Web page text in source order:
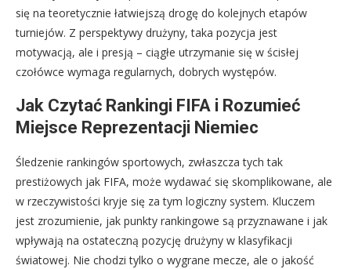
się na teoretycznie łatwiejszą drogę do kolejnych etapów
turniejów. Z perspektywy drużyny, taka pozycja jest
motywacją, ale i presją – ciągłe utrzymanie się w ścisłej
czołówce wymaga regularnych, dobrych występów.
Jak Czytać Rankingi FIFA i Rozumieć
Miejsce Reprezentacji Niemiec
Śledzenie rankingów sportowych, zwłaszcza tych tak
prestiżowych jak FIFA, może wydawać się skomplikowane, ale
w rzeczywistości kryje się za tym logiczny system. Kluczem
jest zrozumienie, jak punkty rankingowe są przyznawane i jak
wpływają na ostateczną pozycję drużyny w klasyfikacji
światowej. Nie chodzi tylko o wygrane mecze, ale o jakość